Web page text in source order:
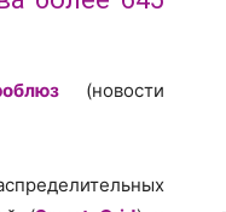
(новости